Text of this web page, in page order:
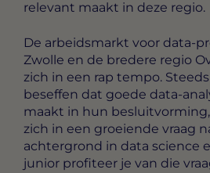
relevant maakt in deze regio.
De arbeidsmarkt voor data-
Zwolle en de bredere regio
zich in een rap tempo.
beseffen dat goede data-
maakt in hun
zich in een groeiende vraag
achtergrond in data science
junior profiteer je van die